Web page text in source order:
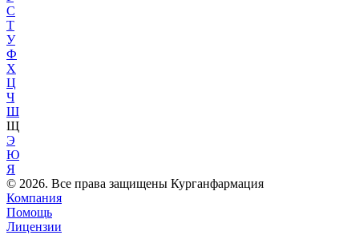
С
Т
У
Ф
Х
Ц
Ч
Ш
Щ
Э
Ю
Я
© 2026. Все права защищены Курганфармация
Компания
Помощь
Лицензии